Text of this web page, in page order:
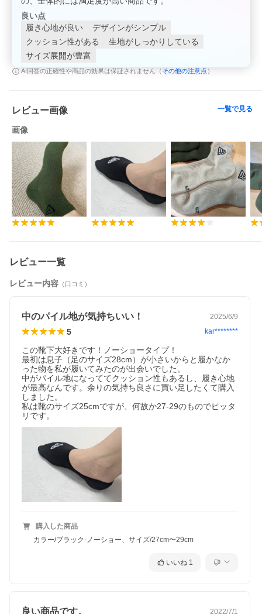
当店は ニューエラ NEW ERA の正規販売店です。
メーカー希望小売価格1210円(税込み)の商品を送料込みでお買い
得になるように提示している価格にて販売しております！！ぜひ
このチャンスにお買い求めください！
NEW ERAロゴをジャカードで表現：シンプルかつ洗練されたデザ
インが足元のアクセントに。
3足セットでお得に日常使いに最適。
●ノーショー（No Show）
出。
・ローファーやスリッポンなど、素足風スタイルに最適。
・かかと部分に滑り止めシリコン付きでズレにくく、脱げにくい
設計。
●ベリーショート（Very Short）
・足首がわずかに隠れる浅めの丈感で、軽快な印象。
・ローカットスニーカーに最適なデザイン。
・かかと部分に滑り止めシリコン付きでズレ防止、快適な着用
感。
・足首が露出する丈感で、軽快な印象と通気性の良さが特徴。
・リブ仕様でフィット感向上、ズレにくく安定した履き心地。
●アンクル（Ankle）
・くるぶしより上までしっかり覆う丈感で、サポート力抜群。
・アクティブなシーンやスポーツシーンでも快適なフィット感。
・足首部分にリブサポートを施し、しっかりとしたホールド感。
※本商品は、メール便規格に合わせるためパッケージを分解した
状態でのお届けとなります。
ギフト用途でご検討のお客様は、あらかじめご了承くださいます
【特徴】ニューエラフラッグをジャカードで表現した3ペアソック
【ブランド名】ニューエラ NEW ERA
良い点
履き心地が良い
デザインがシンプル
クッション性がある
生地がしっかりしている
サイズ展開が豊富
AI回答の正確性や商品の効果は保証されません（ その他の注意点 ）
レビュー画像 一覧で見る
画像
レビュー一覧
レビュー内容 （口コミ）
中のパイル地が気持ちいい！ 2025/6/9
5 kar********
この靴下大好きです！ノーショータイプ！
最初は息子（足のサイズ28cm）が小さいからと履かなか
った物を私が履いてみたのが出会いでした。
中がパイル地になっててクッション性もあるし、履き心地
が最高なんです。余りの気持ち良さに買い足したくて購入
しました。
私は靴のサイズ25cmですが、何故か27-29のものでピッタ
購入した商品
カラー/ブラック-ノーショー、サイズ/27cm〜29cm
いいね 1
良い商品です。 2022/7/1